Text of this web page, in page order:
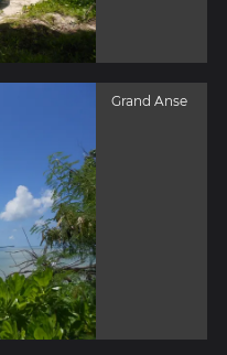
Grand Anse